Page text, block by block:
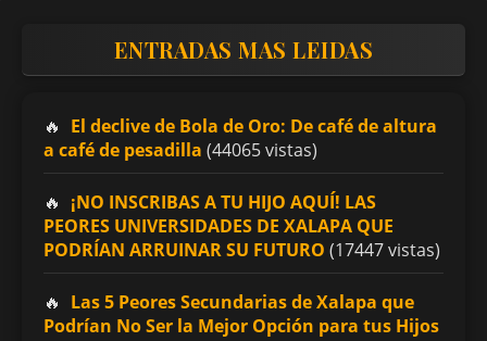
ENTRADAS MAS LEIDAS
El declive de Bola de Oro: De café de altura
a café de pesadilla (44065 vistas)
¡NO INSCRIBAS A TU HIJO AQUÍ! LAS
PEORES UNIVERSIDADES DE XALAPA QUE
PODRÍAN ARRUINAR SU FUTURO (17447 vistas)
Las 5 Peores Secundarias de Xalapa que
Podrían No Ser la Mejor Opción para tus Hijos